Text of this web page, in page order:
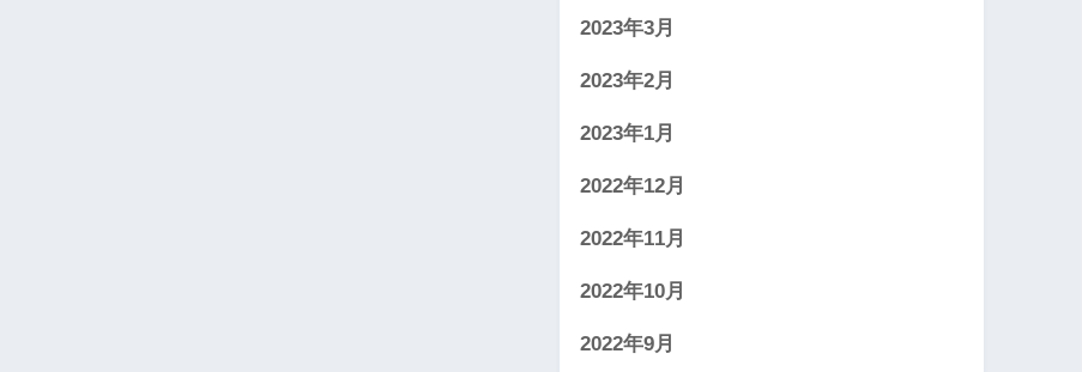
2023年3月
2023年2月
2023年1月
2022年12月
2022年11月
2022年10月
2022年9月